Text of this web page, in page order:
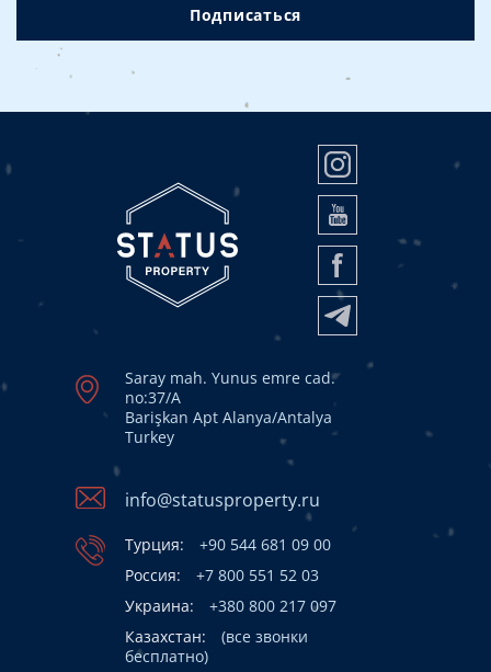
Подписаться
Saray mah. Yunus emre cad.
no:37/A
Barişkan Apt Alanya/Antalya
Turkey
info@statusproperty.ru
Турция:
+90 544 681 09 00
Россия:
+7 800 551 52 03
Украина:
+380 800 217 097
Казахстан:
(все звонки
бесплатно)